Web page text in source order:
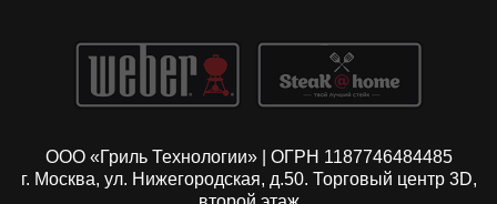
ООО «Гриль Технологии» | ОГРН 1187746484485
г. Москва, ул. Нижегородская, д.50. Торговый центр 3D,